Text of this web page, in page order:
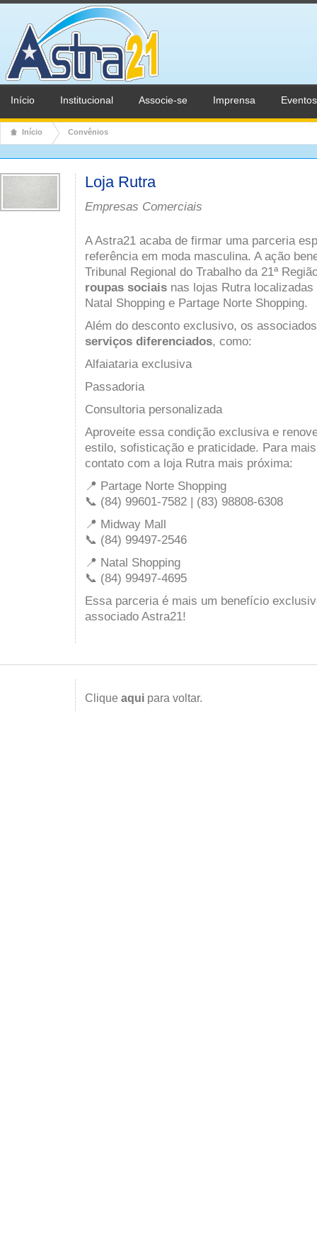
Início Institucional Associe-se Imprensa Eventos
Início Convênios
Loja Rutra
Empresas Comerciais
A Astra21 acaba de firmar uma parceria
referência em moda masculina. A ação
Tribunal Regional do Trabalho da 21ª
roupas sociais nas lojas Rutra
Natal Shopping e Partage Norte Shopping.
Além do desconto exclusivo, os
serviços diferenciados, como:
Alfaiataria exclusiva
Passadoria
Consultoria personalizada
Aproveite essa condição exclusiva e
estilo, sofisticação e praticidade. Para
contato com a loja Rutra mais próxima:
📍 Partage Norte Shopping
📞 (84) 99601-7582 | (83) 98808-6308
📍 Midway Mall
📞 (84) 99497-2546
📍 Natal Shopping
📞 (84) 99497-4695
Essa parceria é mais um benefício
associado Astra21!
Clique aqui para voltar.